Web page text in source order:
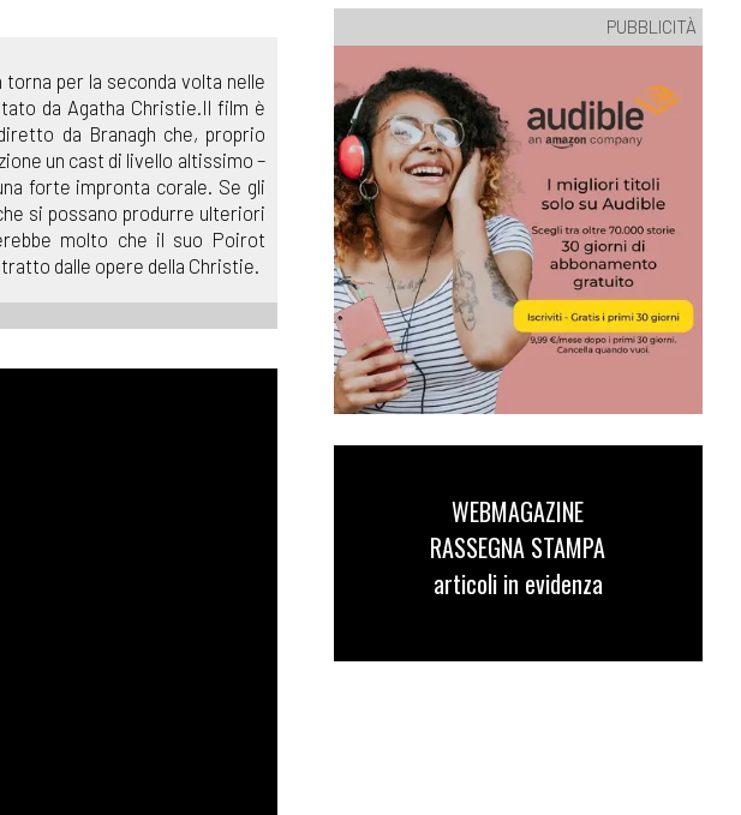
torna per la seconda volta nelle
da Agatha Christie.Il film è
da Branagh che, proprio
un cast di livello altissimo –
forte impronta corale. Se gli
si possano produrre ulteriori
molto che il suo Poirot
dalle opere della Christie.
PUBBLICITÀ
WEBMAGAZINE
RASSEGNA STAMPA
articoli in evidenza